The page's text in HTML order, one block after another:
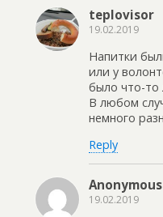
teplovisor
19.02.2019
Напитки
или у
было что-то
В любом
немного
Reply
Anonymous
19.02.2019